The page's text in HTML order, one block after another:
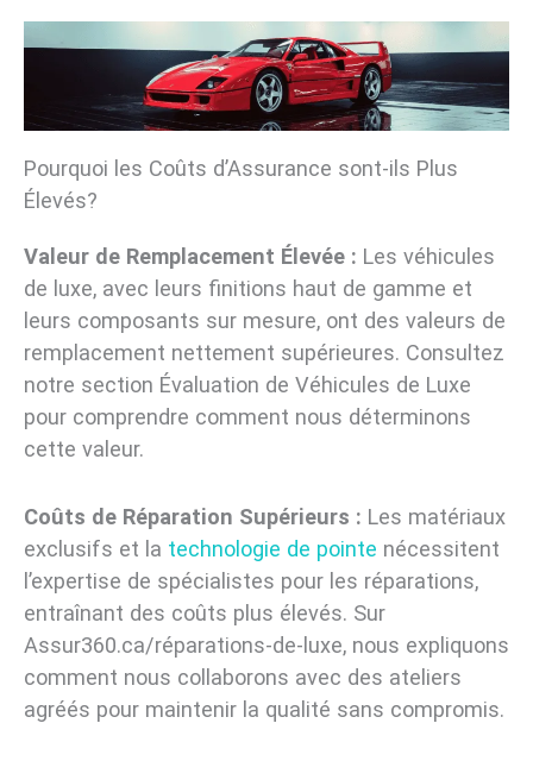
Pourquoi les Coûts d’Assurance sont-ils Plus
Élevés?
Valeur de Remplacement Élevée : Les véhicules
de luxe, avec leurs finitions haut de gamme et
leurs composants sur mesure, ont des valeurs de
remplacement nettement supérieures. Consultez
notre section Évaluation de Véhicules de Luxe
pour comprendre comment nous déterminons
cette valeur.
Coûts de Réparation Supérieurs : Les matériaux
exclusifs et la technologie de pointe nécessitent
l’expertise de spécialistes pour les réparations,
entraînant des coûts plus élevés. Sur
Assur360.ca/réparations-de-luxe, nous expliquons
comment nous collaborons avec des ateliers
agréés pour maintenir la qualité sans compromis.